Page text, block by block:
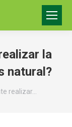
la
natural?
realizar…